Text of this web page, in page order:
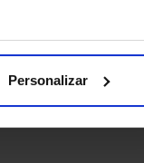
Personalizar